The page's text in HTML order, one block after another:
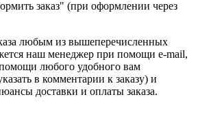
заказ" (при оформлении через
любым из вышеперечисленных
наш менеджер при помощи e-mail,
любого удобного вам
в комментарии к заказу) и
доставки и оплаты заказа.